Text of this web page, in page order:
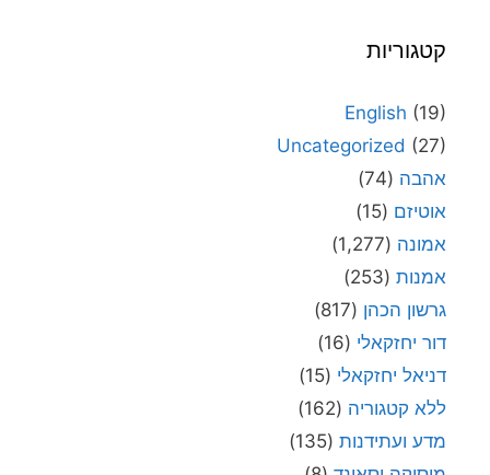
קטגוריות
English (19)
Uncategorized (27)
אהבה (74)
אוטיזם (15)
אמונה (1,277)
אמנות (253)
גרשון הכהן (817)
דור יחזקאלי (16)
דניאל יחזקאלי (15)
ללא קטגוריה (162)
מדע ועתידנות (135)